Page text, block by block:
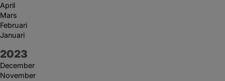
April
Mars
Februari
Januari
År:
2023
December
November